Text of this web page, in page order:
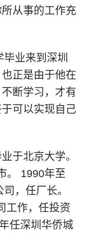
从事的工作充
业来到深圳
正是由于他在
断学习，才有
可以实现自己
于北京大学。
。 1990年至
，任厂长。
工作，任投资
任深圳华侨城